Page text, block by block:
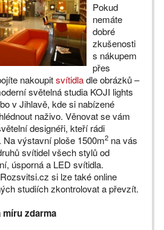
Pokud
nemáte
dobré
zkušenosti
s nákupem
přes
nakoupitsvítidladle obrázků –
světelná studia KOJI lights
v Jihlavě, kde si nabízené
naživo. Věnovat se vám
designéři, kteří rádi
výstavní ploše 1500m2 na vás
svítidel všech stylů od
úsporná a LED svítidla.
si lze také online
studiích zkontrolovat a převzít.
míru zdarma